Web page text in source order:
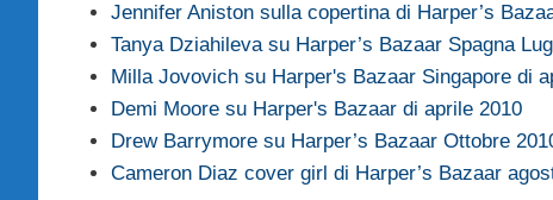
Jennifer Aniston sulla copertina di Harper’s
Tanya Dziahileva su Harper’s Bazaar Spagna
Milla Jovovich su Harper's Bazaar Singapore di
Demi Moore su Harper's Bazaar di aprile 2010
Drew Barrymore su Harper’s Bazaar Ottobre
Cameron Diaz cover girl di Harper’s Bazaar